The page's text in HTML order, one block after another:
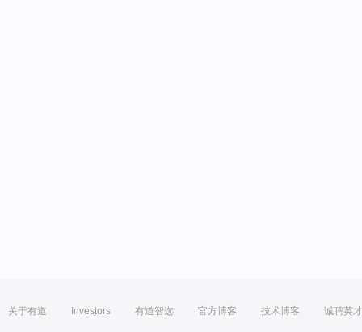
关于有道 Investors 有道智选 官方博客 技术博客 诚聘英才